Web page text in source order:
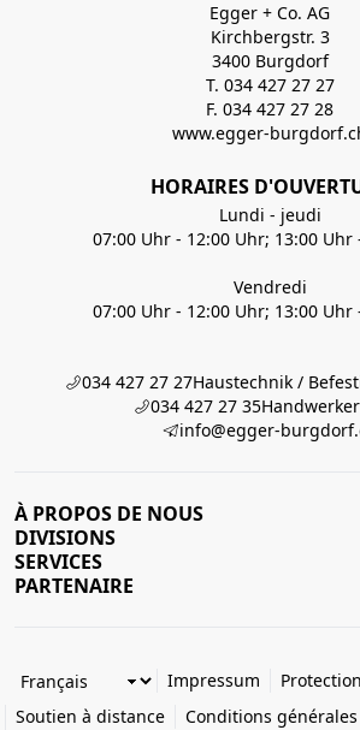
Egger + Co. AG
Kirchbergstr. 3
3400 Burgdorf
T. 034 427 27 27
F. 034 427 27 28
www.egger-
HORAIRES
Lundi - jeudi
07:00 Uhr - 12:00 Uhr; 13:00 Uhr
Vendredi
07:00 Uhr - 12:00 Uhr; 13:00 Uhr
034 427 27 27Haustechnik /
034 427 27 35
info@egger-
À PROPOS DE NOUS
DIVISIONS
SERVICES
PARTENAIRE
Impressum
Soutien à distance
Conditions générales